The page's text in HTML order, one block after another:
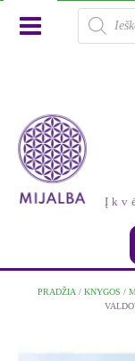
Products
search
PRADŽIA / KNYGOS /